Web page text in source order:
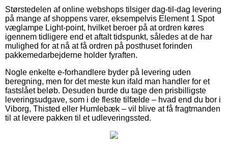
Størstedelen af online webshops tilsiger dag-til-dag levering
på mange af shoppens varer, eksempelvis Element 1 Spot
væglampe Light-point, hvilket beroer på at ordren køres
igennem tidligere end et aftalt tidspunkt, således at de har
mulighed for at nå at få ordren på posthuset forinden
pakkemedarbejderne holder fyraften.
Nogle enkelte e-forhandlere byder på levering uden
beregning, men for det meste kun ifald man handler for et
fastslået beløb. Desuden burde du tage den prisbilligste
leveringsudgave, som i de fleste tilfælde – hvad end du bor i
Viborg, Thisted eller Humlebæk – vil blive at få fragtmanden
til at levere pakken til et udleveringssted.